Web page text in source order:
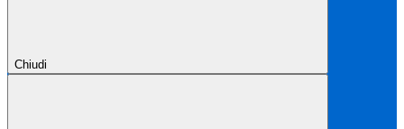
Chiudi